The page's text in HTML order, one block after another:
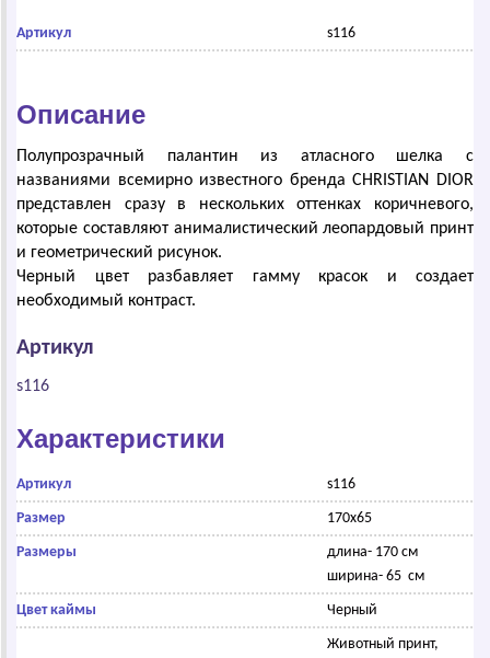
Артикул s116
Описание
Полупрозрачный палантин из атласного шелка с
названиями всемирно известного бренда CHRISTIAN DIOR
представлен сразу в нескольких оттенках коричневого,
которые составляют анималистический леопардовый принт
и геометрический рисунок.
Черный цвет разбавляет гамму красок и создает
необходимый контраст.
Артикул
s116
Характеристики
Артикул s116
Размер 170х65
Размеры
длина- 170 см
ширина- 65 см
Цвет каймы Черный
Животный принт,